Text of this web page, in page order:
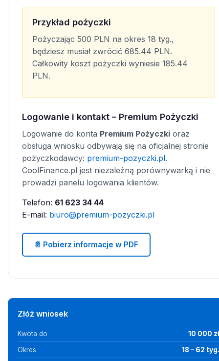
Przykład pożyczki
Pożyczając 500 PLN na okres 18 tyg.,
będziesz musiał zwrócić 685.44 PLN.
Całkowity koszt pożyczki wyniesie 185.44
PLN.
Logowanie i kontakt – Premium Pożyczki
Logowanie do konta Premium Pożyczki oraz
obsługa wniosku odbywają się na oficjalnej stronie
pożyczkodawcy: premium-pozyczki.pl.
CoolFinance.pl jest niezależną porównywarką i nie
prowadzi panelu logowania klientów.
Telefon: 61 623 34 44
E-mail: biuro@premium-pozyczki.pl
📄 Pobierz informacje w PDF
Złóż wniosek
Kwota do 10 000 zł
Okres 18 – 62 tyg.